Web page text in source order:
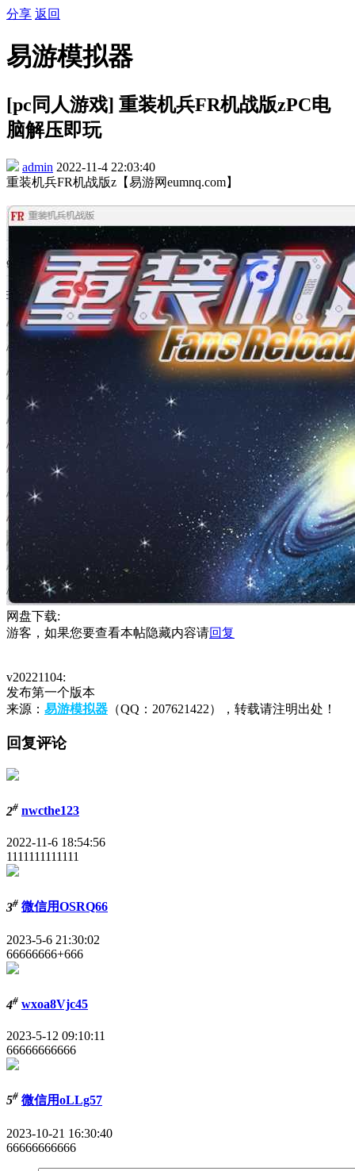
分享 返回
易游模拟器
[pc同人游戏] 重装机兵FR机战版zPC电
脑解压即玩
admin 2022-11-4 22:03:40
重装机兵FR机战版z【易游网eumnq.com】
网盘下载:
游客，如果您要查看本帖隐藏内容请回复
v20221104:
发布第一个版本
来源： 易游模拟器 （QQ：207621422），转载请注明出处！
回复评论
2# nwcthe123
2022-11-6 18:54:56
1111111111111
3# 微信用OSRQ66
2023-5-6 21:30:02
66666666+666
4# wxoa8Vjc45
2023-5-12 09:10:11
66666666666
5# 微信用oLLg57
2023-10-21 16:30:40
66666666666